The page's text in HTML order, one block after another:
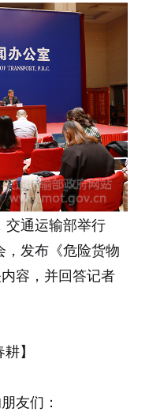
交通运输部举行
发布《危险货物
容，并回答记者
】
友们：